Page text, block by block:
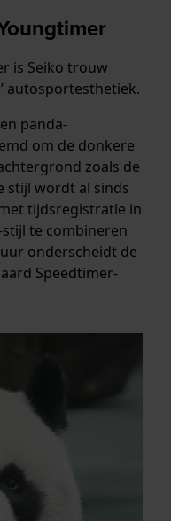
is Seiko trouw
autosportesthetiek.
panda-
om de donkere
zoals de
stijl wordt al sinds
tijdsregistratie in
te combineren
onderscheidt de
Speedtimer-